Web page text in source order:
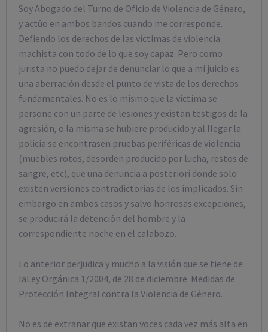
Soy Abogado del Turno de Oficio de Violencia de Género,
y actúo en ambos bandos cuando me corresponde.
Defiendo los derechos de las víctimas de violencia
machista con todo de lo que soy capaz. Pero como
jurista no puedo dejar de denunciar lo que a mi juicio es
una aberración desde el punto de vista de los derechos
fundamentales. No es lo mismo que la víctima se
persone con un parte de lesiones y existan testigos de la
agresión, o la misma se hubiere producido y al llegar la
policía se encontrasen pruebas periféricas de violencia
(muebles rotos, desorden producido por lucha, restos de
sangre, etc), que una denuncia a posteriori donde solo
existen versiones contradictorias de los implicados. Sin
embargo en ambos casos y salvo honrosas excepciones,
se producirá la detención del hombre y la
correspondiente noche en el calabozo.
Lo anterior perjudica y mucho a la visión que se tiene de
laLey Orgánica 1/2004, de 28 de diciembre. Medidas de
Protección Integral contra la Violencia de Género.
No es de extrañar que existan voces cada vez más alta en